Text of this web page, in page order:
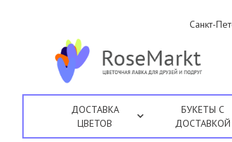
Санкт-
ДОСТАВКА
ЦВЕТОВ
БУКЕТЫ С
ДОСТАВКОЙ